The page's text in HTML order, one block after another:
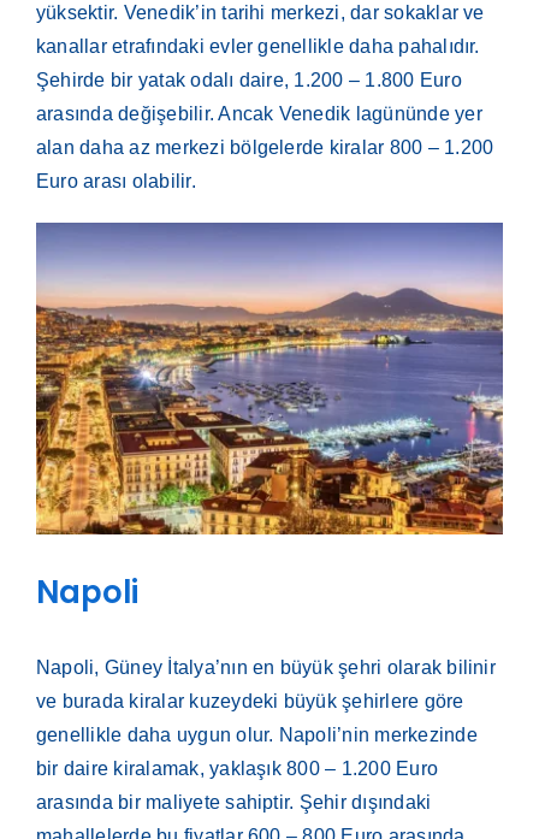
yüksektir. Venedik’in tarihi merkezi, dar sokaklar ve
kanallar etrafındaki evler genellikle daha pahalıdır.
Şehirde bir yatak odalı daire, 1.200 – 1.800 Euro
arasında değişebilir. Ancak Venedik lagününde yer
alan daha az merkezi bölgelerde kiralar 800 – 1.200
Euro arası olabilir.
Napoli
Napoli, Güney İtalya’nın en büyük şehri olarak bilinir
ve burada kiralar kuzeydeki büyük şehirlere göre
genellikle daha uygun olur. Napoli’nin merkezinde
bir daire kiralamak, yaklaşık 800 – 1.200 Euro
arasında bir maliyete sahiptir. Şehir dışındaki